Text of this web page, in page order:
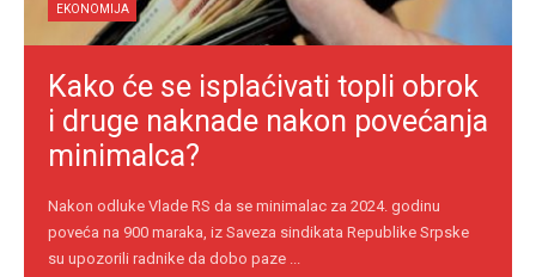
EKONOMIJA
Kako će se isplaćivati topli obrok
i druge naknade nakon povećanja
minimalca?
Nakon odluke Vlade RS da se minimalac za 2024. godinu
poveća na 900 maraka, iz Saveza sindikata Republike Srpske
su upozorili radnike da dobo paze ...